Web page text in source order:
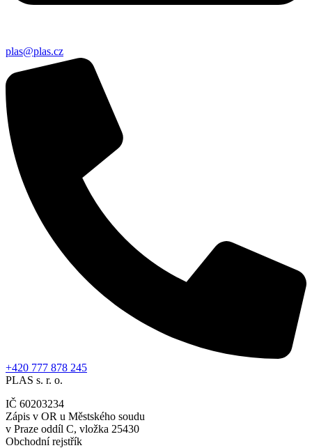
plas@plas.cz
+420 777 878 245
PLAS s. r. o.
IČ 60203234
Zápis v OR u Městského soudu
v Praze oddíl C, vložka 25430
Obchodní rejstřík